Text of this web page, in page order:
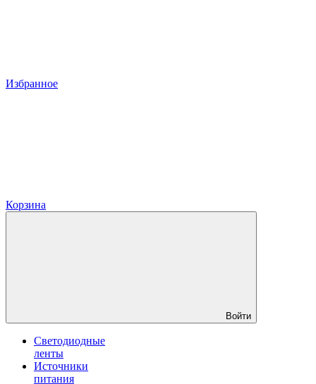
Избранное
Корзина
Войти
Светодиодные
ленты
Источники
питания